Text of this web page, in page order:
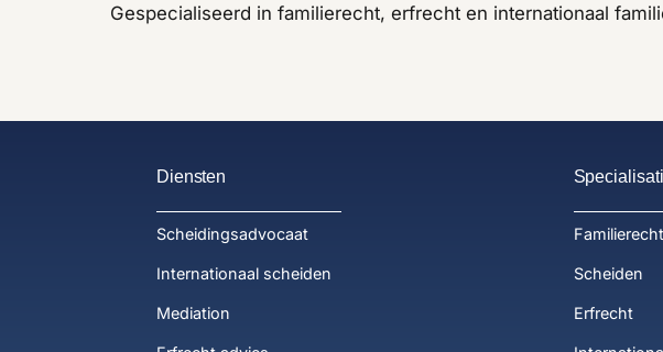
Gespecialiseerd in familierecht, erfrecht en internationaal
Diensten
Scheidingsadvocaat
Internationaal scheiden
Mediation
Familierecht
Scheiden
Erfrecht